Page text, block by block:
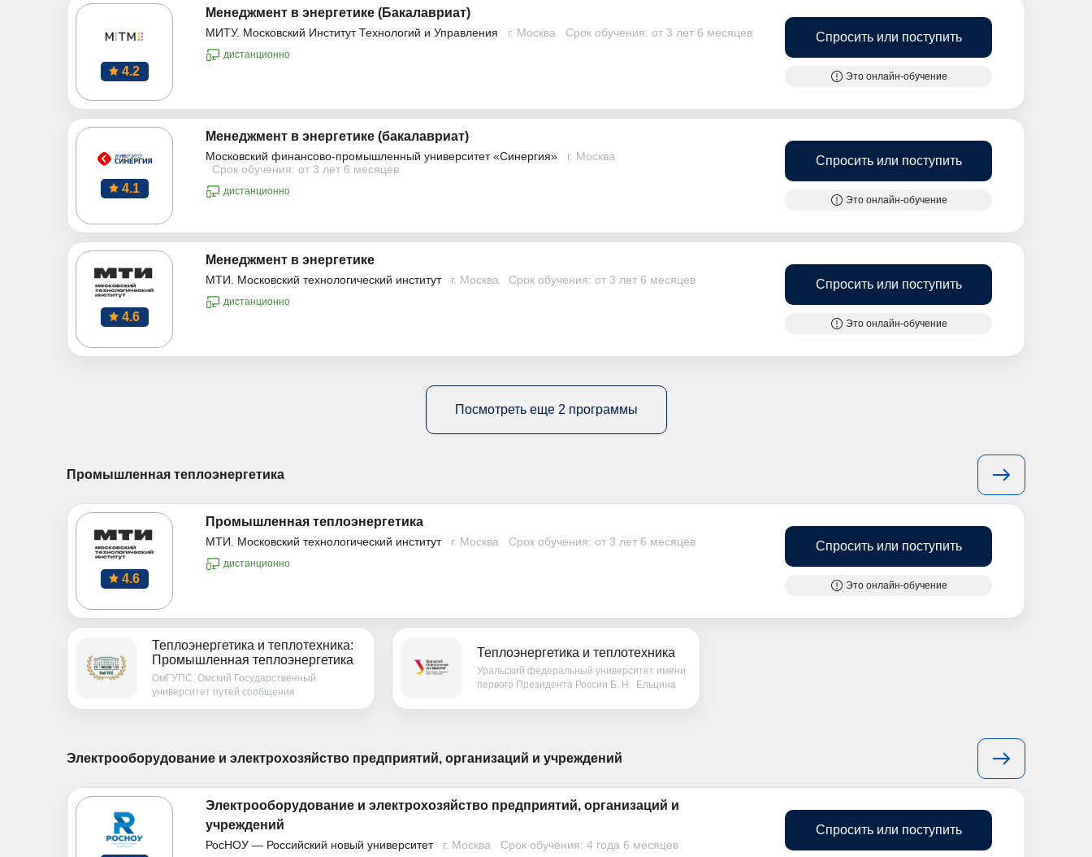
4.2
Менеджмент в энергетике (Бакалавриат)
МИТУ. Московский Институт Технологий и Управления г. Москва Срок обучения: от 3 лет 6 месяцев
дистанционно
Спросить или поступить
Это онлайн-обучение
4.1
Менеджмент в энергетике (бакалавриат)
Московский финансово-промышленный университет «Синергия»
г. Москва
Срок обучения: от 3 лет 6 месяцев
дистанционно
Спросить или поступить
Это онлайн-обучение
4.6
Менеджмент в энергетике
МТИ. Московский технологический институт г. Москва Срок обучения: от 3 лет 6 месяцев
дистанционно
Спросить или поступить
Это онлайн-обучение
Посмотреть еще 2 программы
Промышленная теплоэнергетика
4.6
Промышленная теплоэнергетика
МТИ. Московский технологический институт г. Москва Срок обучения: от 3 лет 6 месяцев
дистанционно
Спросить или поступить
Это онлайн-обучение
Теплоэнергетика и теплотехника:
Промышленная теплоэнергетика
ОмГУПС. Омский Государственный
университет путей сообщения
Теплоэнергетика и теплотехника
Уральский федеральный университет имени
первого Президента России Б. Н. Ельцина
Электрооборудование и электрохозяйство предприятий, организаций и учреждений
Электрооборудование и электрохозяйство предприятий, организаций и
учреждений
РосНОУ — Российский новый университет г. Москва Срок обучения: 4 года 6 месяцев
Спросить или поступить